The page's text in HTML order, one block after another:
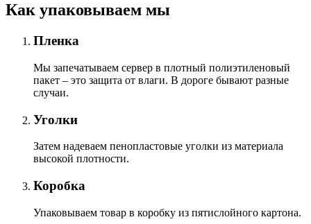
Как упаковываем мы
Пленка
Мы запечатываем сервер в плотный полиэтиленовый
пакет – это защита от влаги. В дороге бывают разные
случаи.
Уголки
Затем надеваем пенопластовые уголки из материала
высокой плотности.
Коробка
Упаковываем товар в коробку из пятислойного картона.